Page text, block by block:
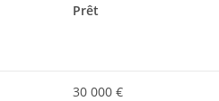
Prêt
30 000 €